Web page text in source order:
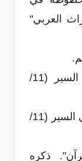
العربي"
16 - "الإمامة". ذكره الذهبي في السير (11/
17 - "نفي التشبيه". ذكره الذهبي في السير (11/
ذكره